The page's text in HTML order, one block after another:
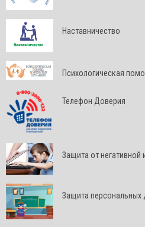
Наставничество
Психологическая
Телефон Доверия
Защита от негативной
Защита персональных